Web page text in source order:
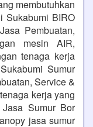
membutuhkan
Sukabumi BIRO
Pembuatan,
mesin AIR,
tenaga kerja
Sumur
Service &
kerja yang
Sumur Bor
jasa sumur